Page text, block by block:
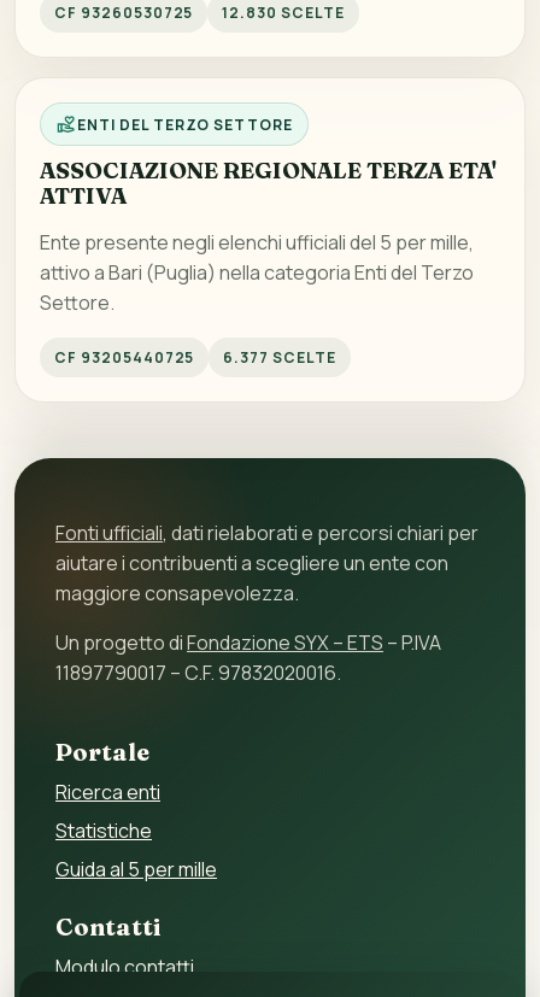
CF 93260530725 12.830 SCELTE
ENTI DEL TERZO SETTORE
ASSOCIAZIONE REGIONALE TERZA ETA'
ATTIVA
Ente presente negli elenchi ufficiali del 5 per mille,
attivo a Bari (Puglia) nella categoria Enti del Terzo
Settore.
CF 93205440725 6.377 SCELTE
Fonti ufficiali, dati rielaborati e percorsi chiari per
aiutare i contribuenti a scegliere un ente con
maggiore consapevolezza.
Un progetto diFondazione SYX – ETS – P.IVA
11897790017 – C.F. 97832020016.
Portale
Ricerca enti
Statistiche
Guida al 5 per mille
Contatti
Modulo contatti